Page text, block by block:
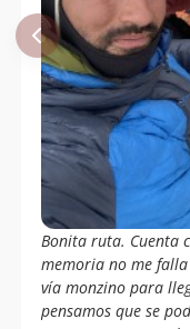
Bonita ruta. Cuenta
memoria no me
vía monzino para
pensamos que se